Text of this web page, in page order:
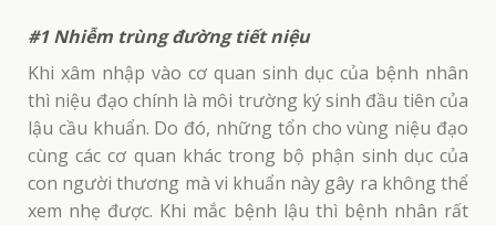
#1 Nhiễm trùng đường tiết niệu
Khi xâm nhập vào cơ quan sinh dục của bệnh nhân
thì niệu đạo chính là môi trường ký sinh đầu tiên của
lậu cầu khuẩn. Do đó, những tổn cho vùng niệu đạo
cùng các cơ quan khác trong bộ phận sinh dục của
con người thương mà vi khuẩn này gây ra không thể
xem nhẹ được. Khi mắc bệnh lậu thì bệnh nhân rất